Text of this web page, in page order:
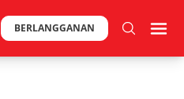
BERLANGGANAN